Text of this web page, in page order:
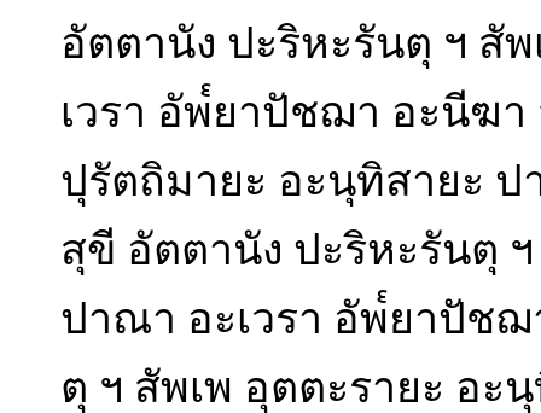
อัตตานัง ปะริหะรันตุ ฯ สั
เวรา อัพ๎ยาปัชฌา อะนีฆ
ปุรัตถิมายะ อะนุทิสายะ
สุขี อัตตานัง ปะริหะรันตุ
ปาณา อะเวรา อัพ๎ยาปัช
ตุ ฯ สัพเพ อุตตะรายะ อะ